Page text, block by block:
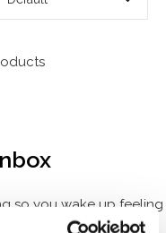
so you wake up feeling